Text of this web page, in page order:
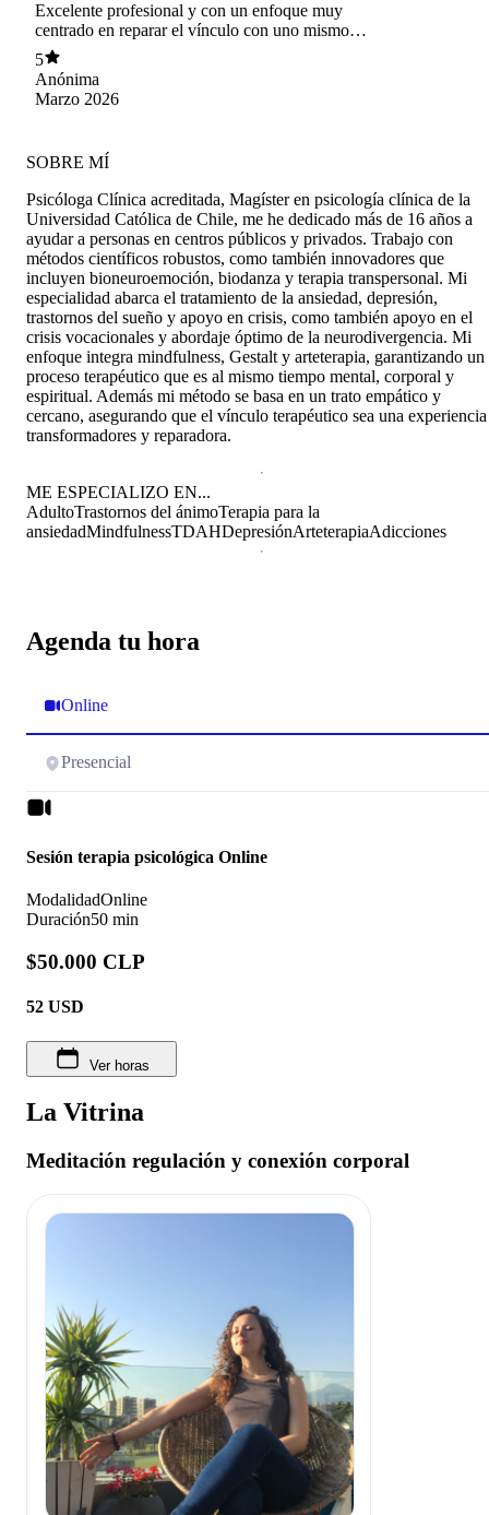
Excelente profesional y con un enfoque muy
centrado en reparar el vínculo con uno mismo :)
aprendí muchísimo a su lado!
5
Anónima
Marzo 2026
Agenda tu hora
Online
Presencial
Sesión terapia psicológica Online
ModalidadOnline
Duración50 min
$50.000 CLP
52 USD
Ver horas
La Vitrina
Meditación regulación y conexión corporal
SOBRE MÍ
Psicóloga Clínica acreditada, Magíster en psicología clínica de la
Universidad Católica de Chile, me he dedicado más de 16 años a
ayudar a personas en centros públicos y privados. Trabajo con
métodos científicos robustos, como también innovadores que
incluyen bioneuroemoción, biodanza y terapia transpersonal. Mi
especialidad abarca el tratamiento de la ansiedad, depresión,
trastornos del sueño y apoyo en crisis, como también apoyo en el
crisis vocacionales y abordaje óptimo de la neurodivergencia. Mi
enfoque integra mindfulness, Gestalt y arteterapia, garantizando un
proceso terapéutico que es al mismo tiempo mental, corporal y
espiritual. Además mi método se basa en un trato empático y
cercano, asegurando que el vínculo terapéutico sea una experiencia
transformadores y reparadora.
ME ESPECIALIZO EN...
AdultoTrastornos del ánimoTerapia para la
ansiedadMindfulnessTDAHDepresiónArteterapiaAdicciones